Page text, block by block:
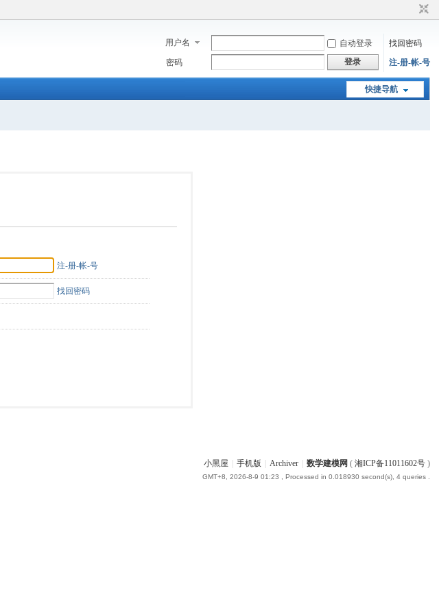
用户名 自动登录
找回密码
密码
登录 注-册-帐-号
快捷导航
注-册-帐-号
找回密码
小黑屋 手机版 Archiver 数学建模网 ( 湘ICP备11011602号)
GMT+8, 2026-8-9 01:23 , Processed in 0.018930 second(s), 4 queries .